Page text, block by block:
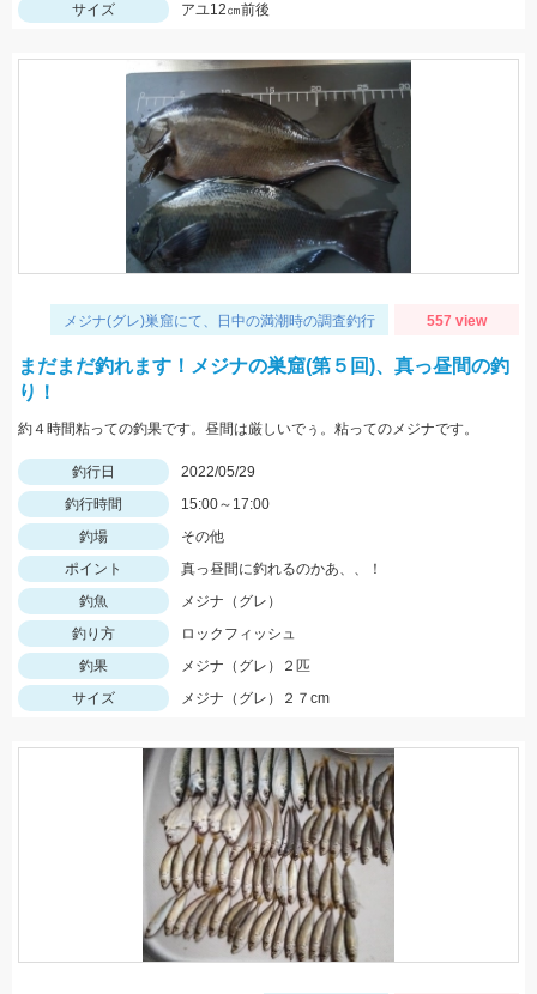
サイズ
アユ12㎝前後
メジナ(グレ)巣窟にて、日中の満潮時の調査釣行 557 view
まだまだ釣れます！メジナの巣窟(第５回)、真っ昼間の釣
り！
約４時間粘っての釣果です。昼間は厳しいでぅ。粘ってのメジナです。
釣行日
2022/05/29
釣行時間
15:00～17:00
釣場
その他
ポイント
真っ昼間に釣れるのかあ、、！
釣魚
メジナ（グレ）
釣り方
ロックフィッシュ
釣果
メジナ（グレ）２匹
サイズ
メジナ（グレ）２７cm